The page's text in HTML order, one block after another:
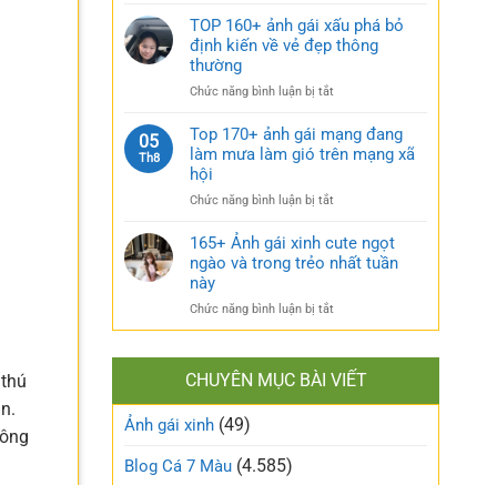
cuốn
hút
nóng
bỏng
tràn
sống
120+
gái
sướng
bạo
và
khó
TOP 160+ ảnh gái xấu phá bỏ
định kiến về vẻ đẹp thông
thường
Chức năng bình luận bị tắt
160+
ảnh
phá
định
kiến
đẹp
thông
thường
05
Th8
Top 170+ ảnh gái mạng đang
làm mưa làm gió trên mạng xã
hội
Chức năng bình luận bị tắt
170+
ảnh
đang
làm
làm
gió
trên
165+ Ảnh gái xinh cute ngọt
ngào và trong trẻo nhất tuần
này
Chức năng bình luận bị tắt
165+
xinh
cute
CHUYÊN MỤC BÀI VIẾT
Ảnh gái xinh (49)
Blog Cá 7 Màu (4.585)